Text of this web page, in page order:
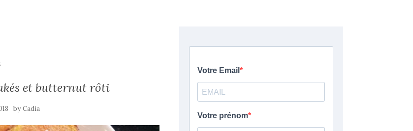
et butternut rôti
byCadia